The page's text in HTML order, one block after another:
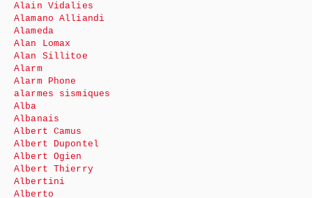
Alain Vidalies
Alamano Alliandi
Alameda
Alan Lomax
Alan Sillitoe
Alarm
Alarm Phone
alarmes sismiques
Alba
Albanais
Albert Camus
Albert Dupontel
Albert Ogien
Albert Thierry
Albertini
Alberto